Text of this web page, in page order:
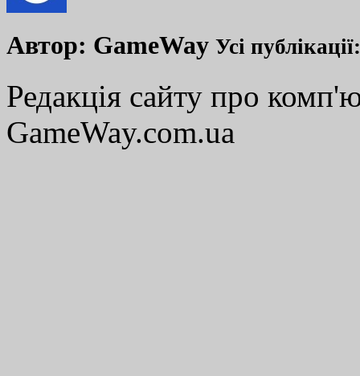
Автор: GameWay Усі
Редакція сайту про
GameWay.com.ua